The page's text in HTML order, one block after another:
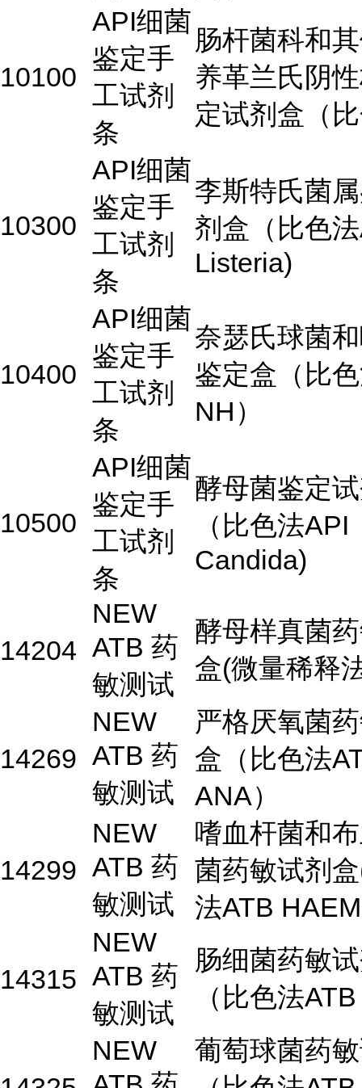
10100
API细菌
鉴定手
工试剂
条
肠杆菌科和
养革兰氏阴
定试剂盒（
10300
API细菌
鉴定手
工试剂
条
李斯特氏菌
剂盒（比色
Listeria)
10400
API细菌
鉴定手
工试剂
条
奈瑟氏球菌
鉴定盒（比
NH）
10500
API细菌
鉴定手
工试剂
条
酵母菌鉴定
（比色法API
Candida)
14204
NEW
ATB 药
敏测试
酵母样真菌
盒(微量稀释
14269
NEW
ATB 药
敏测试
严格厌氧菌
盒（比色法
ANA）
14299
NEW
ATB 药
敏测试
嗜血杆菌和
菌药敏试剂
法ATB
14315
NEW
ATB 药
敏测试
肠细菌药敏
（比色法
NEW
葡萄球菌药